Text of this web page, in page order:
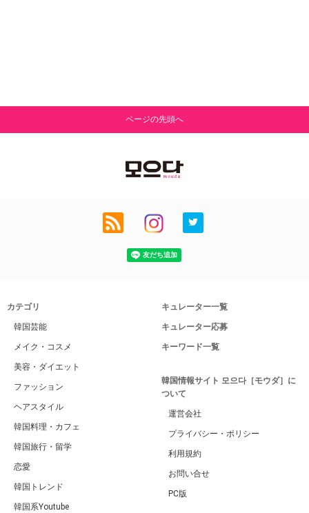
ページの先頭へ
カテゴリ
韓国芸能
メイク・コスメ
美容・ダイエット
ファッション
ヘアスタイル
韓国料理・カフェ
韓国旅行・留学
恋愛
韓国トレンド
韓国系Youtube
キュレーター一覧
キュレーター応募
キーワード一覧
韓国情報サイト 모으다［モウダ］に
ついて
運営会社
プライバシー・ポリシー
利用規約
お問い合せ
PC版